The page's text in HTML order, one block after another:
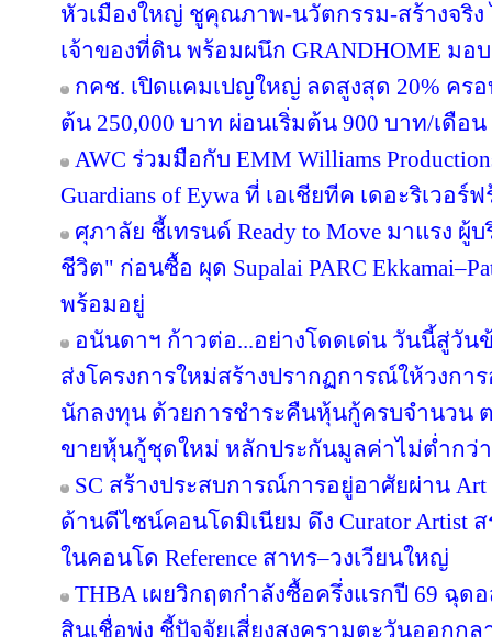
หัวเมืองใหญ่ ชูคุณภาพ-นวัตกรรม-สร้างจริง
เจ้าของที่ดิน พร้อมผนึก GRANDHOME ม
กคช. เปิดแคมเปญใหญ่ ลดสูงสุด 20% ครอ
ต้น 250,000 บาท ผ่อนเริ่มต้น 900 บาท/เดือน
AWC ร่วมมือกับ EMM Williams
Guardians of Eywa ที่ เอเชียทีค เดอะริเวอ
ศุภาลัย ชี้เทรนด์ Ready to Move มาแรง
ชีวิต" ก่อนซื้อ ผุด Supalai PARC
พร้อมอยู่
อนันดาฯ ก้าวต่อ...อย่างโดดเด่น วันนี้สู่วัน
ส่งโครงการใหม่สร้างปรากฏการณ์ให้วงกา
นักลงทุน ด้วยการชำระคืนหุ้นกู้ครบจำนวน
ขายหุ้นกู้ชุดใหม่ หลักประกันมูลค่าไม่ต่ำกว่า
SC สร้างประสบการณ์การอยู่อาศัยผ่าน Art
ด้านดีไซน์คอนโดมิเนียม ดึง Curator Artist
ในคอนโด Reference สาทร–วงเวียนใหญ่
THBA เผยวิกฤตกำลังซื้อครึ่งแรกปี 69 ฉุด
สินเชื่อพุ่ง ชี้ปัจจัยเสี่ยงสงครามตะวันออกก